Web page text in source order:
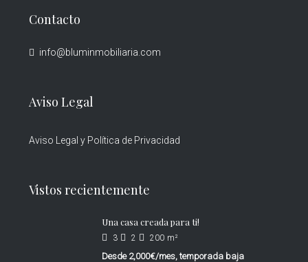
Contacto
info@bluminmobiliaria.com
Aviso Legal
Aviso Legal y Política de Privacidad
Vistos recientemente
Una casa creada para ti!
3 2 200 m²
Desde2,000€/mes, temporada baja